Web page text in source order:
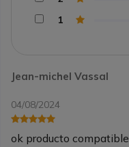
Jean-michel Vassal
04/08/2024
ok producto compatible
1